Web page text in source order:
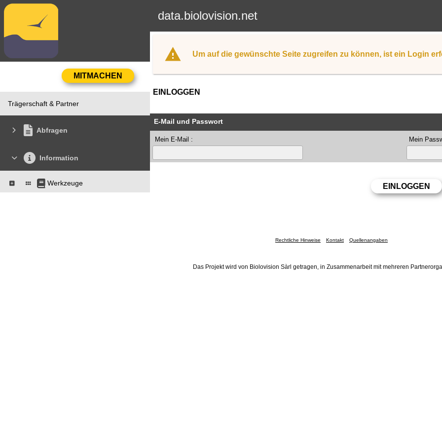
data.biolovision.net
Trägerschaft & Partner
Abfragen
Information
Werkzeuge
Um auf die gewünschte Seite zugreifen zu können, ist ein Login
EINLOGGEN
E-Mail und Passwort
Mein E-Mail : Mein
Rechtliche Hinweise Kontakt Quellenangaben
Das Projekt wird von Biolovision Sàrl getragen, in Zusammenarbeit mit mehreren